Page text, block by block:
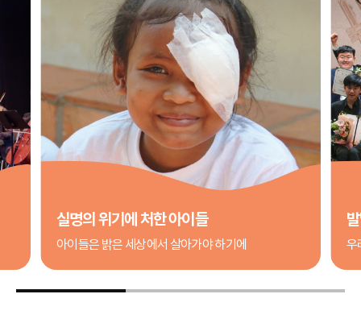
실명의 위기에 처한 아이들
아이들은 밝은 세상에서 살아가야 하기에 우